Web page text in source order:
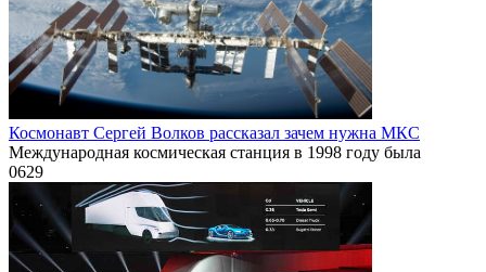
Космонавт Сергей Волков рассказал зачем нужна МКС
Международная космическая станция в 1998 году была
0629